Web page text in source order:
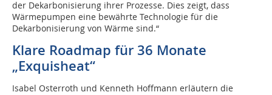
der Dekarbonisierung ihrer Prozesse. Dies zeigt, dass
Wärmepumpen eine bewährte Technologie für die
Dekarbonisierung von Wärme sind.“
Klare Roadmap für 36 Monate
„Exquisheat“
Isabel Osterroth und Kenneth Hoffmann erläutern die